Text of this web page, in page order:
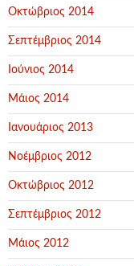
Οκτώβριος 2014
Σεπτέμβριος 2014
Ιούνιος 2014
Μάιος 2014
Ιανουάριος 2013
Νοέμβριος 2012
Οκτώβριος 2012
Σεπτέμβριος 2012
Μάιος 2012